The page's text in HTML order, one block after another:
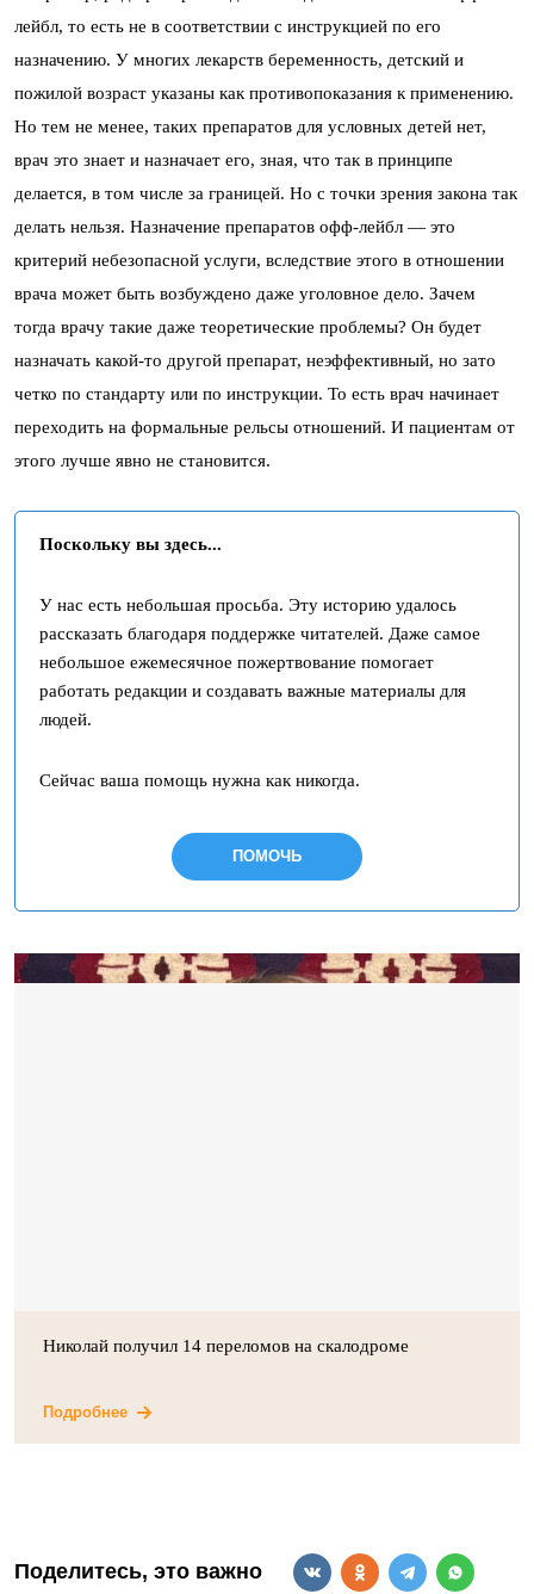
лейбл, то есть не в соответствии с инструкцией по его
назначению. У многих лекарств беременность, детский и
пожилой возраст указаны как противопоказания к применению.
Но тем не менее, таких препаратов для условных детей нет,
врач это знает и назначает его, зная, что так в принципе
делается, в том числе за границей. Но с точки зрения закона так
делать нельзя. Назначение препаратов офф-лейбл — это
критерий небезопасной услуги, вследствие этого в отношении
врача может быть возбуждено даже уголовное дело. Зачем
тогда врачу такие даже теоретические проблемы? Он будет
назначать какой-то другой препарат, неэффективный, но зато
четко по стандарту или по инструкции. То есть врач начинает
переходить на формальные рельсы отношений. И пациентам от
этого лучше явно не становится.
Поскольку вы здесь...
У нас есть небольшая просьба. Эту историю удалось
рассказать благодаря поддержке читателей. Даже самое
небольшое ежемесячное пожертвование помогает
работать редакции и создавать важные материалы для
людей.
Сейчас ваша помощь нужна как никогда.
ПОМОЧЬ
Николай получил 14 переломов на скалодроме
Подробнее
Поделитесь, это важно